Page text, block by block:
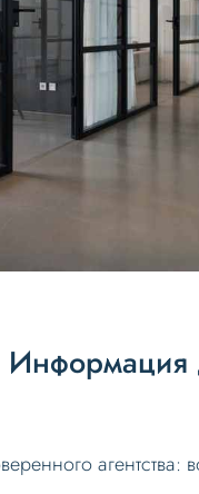
Информация
агентства: